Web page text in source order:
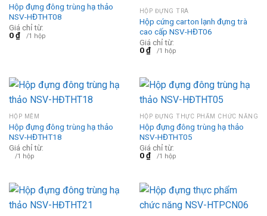
Hộp đựng đông trùng hạ thảo
NSV-HĐTHT08
Giá chỉ từ:
0₫ /1 hộp
HỘP ĐỰNG TRÀ
Hộp cứng carton lạnh đựng trà
cao cấp NSV-HĐT06
Giá chỉ từ:
0₫ /1 hộp
HỘP MỀM
Hộp đựng đông trùng hạ thảo
NSV-HĐTHT18
Giá chỉ từ:
/1 hộp
HỘP ĐỰNG THỰC PHẨM CHỨC NĂNG
Hộp đựng đông trùng hạ thảo
NSV-HĐTHT05
Giá chỉ từ:
0₫ /1 hộp